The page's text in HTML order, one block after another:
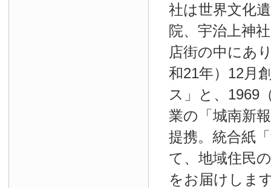
社は世界文化
院、宇治上神
店街の中にあ
和21年）12月
ス」と、1969
業の「城南新
提携。統合紙
て、地域住民
をお届けしま